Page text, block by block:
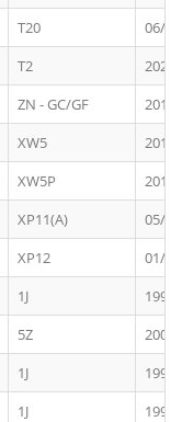
T20
06/
T2
2022
ZN - GC/GF
2012
XW5
2016
XW5P
2017
XP11(A)
05/
XP12
01/
1J
1997
5Z
2005
1J
1997
1J
1997